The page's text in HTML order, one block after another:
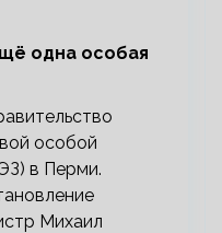
одна особая
особой
в Перми.
Михаил